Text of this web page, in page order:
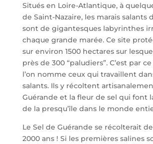
Situés en Loire-Atlantique, à
de Saint-Nazaire, les marais salants
sont de gigantesques labyrinthes
chaque grande marée. Ce site
sur environ 1500 hectares sur
près de 300 “paludiers”. C’est par
l’on nomme ceux qui travaillent
salants. Ils y récoltent
Guérande et la fleur de sel qui font
de la presqu’île dans le monde
Le Sel de Guérande se récolterait
2000 ans ! Si les premières salines